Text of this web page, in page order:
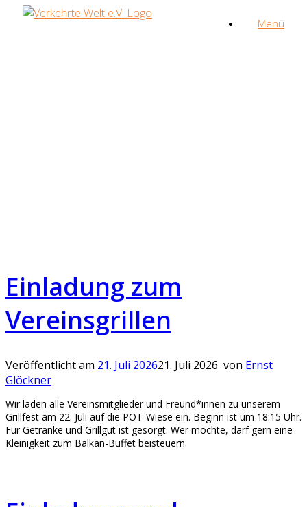
Zum
Menü
Einladung zum
Vereinsgrillen
Veröffentlicht am 21. Juli 202621. Juli 2026 von Ernst
Glöckner
Wir laden alle Vereinsmitglieder und Freund*innen zu unserem
Grillfest am 22. Juli auf die POT-Wiese ein. Beginn ist um 18:15 Uhr.
Für Getränke und Grillgut ist gesorgt. Wer möchte, darf gern eine
Kleinigkeit zum Balkan-Buffet beisteuern.